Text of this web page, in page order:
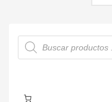
Búsqueda
de
productos